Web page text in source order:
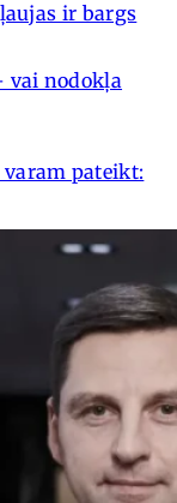
ir bargs
vai nodokļa
varam pateikt: